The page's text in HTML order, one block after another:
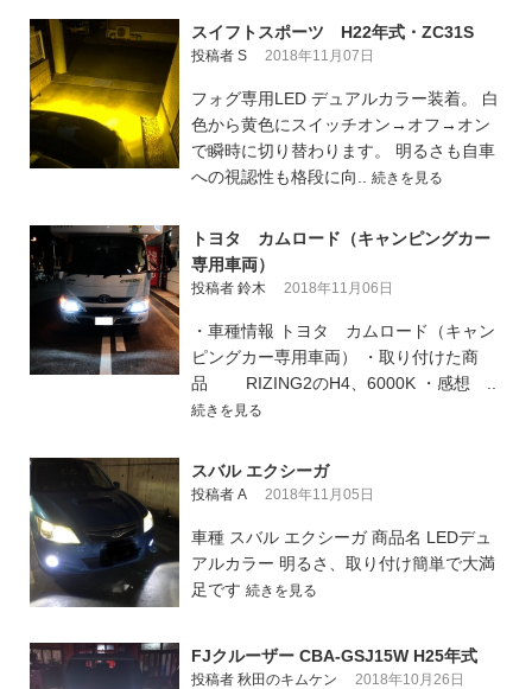
スイフトスポーツ H22年式・ZC31S
投稿者 S 2018年11月07日
フォグ専用LED デュアルカラー装着。 白
色から黄色にスイッチオン→オフ→オン
で瞬時に切り替わります。 明るさも自車
への視認性も格段に向.. 続きを見る
トヨタ カムロード（キャンピングカー
専用車両）
投稿者 鈴木 2018年11月06日
・車種情報 トヨタ カムロード（キャン
ピングカー専用車両） ・取り付けた商
品 RIZING2のH4、6000K ・感想 ..
続きを見る
スバル エクシーガ
投稿者 A 2018年11月05日
車種 スバル エクシーガ 商品名 LEDデュ
アルカラー 明るさ、取り付け簡単で大満
足です 続きを見る
FJクルーザー CBA-GSJ15W H25年式
投稿者 秋田のキムケン 2018年10月26日